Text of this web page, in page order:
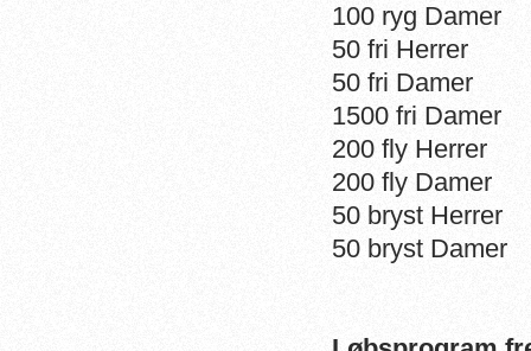
100 ryg Damer
50 fri Herrer
50 fri Damer
1500 fri Damer
200 fly Herrer
200 fly Damer
50 bryst Herrer
50 bryst Damer